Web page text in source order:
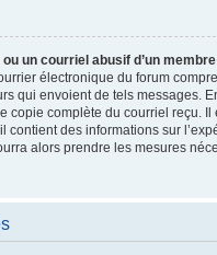
ou un courriel abusif d’un
électronique du forum
qui envoient de tels messages.
copie complète du courriel reçu. Il
contient des informations sur
alors prendre les mesures